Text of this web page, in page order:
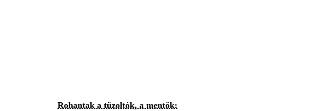
Rohantak a tűzoltók, a mentők: